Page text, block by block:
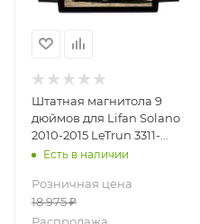
Штатная магнитола 9
дюймов для Lifan Solano
2010-2015 LeTrun 3311-
6494 Android 12 UIS8581A
Есть в наличии
Розничная цена
18 975₽
Распродажа